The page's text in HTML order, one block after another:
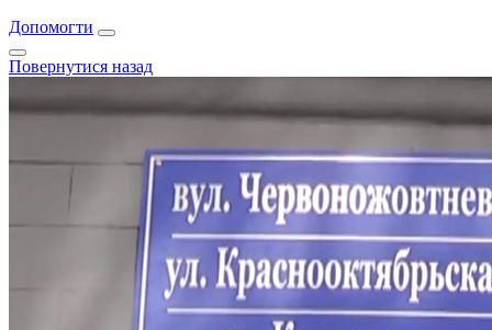
Допомогти
Повернутися назад